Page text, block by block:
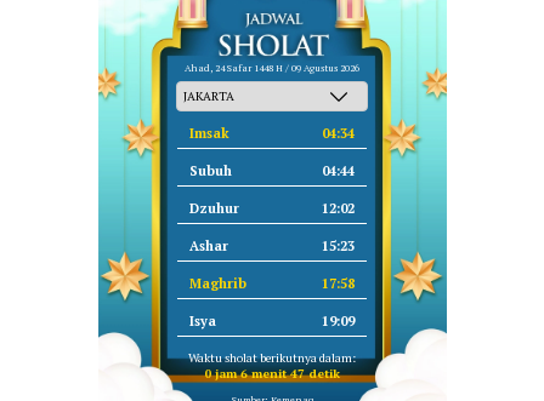
Ahad, 24 Safar 1448 H / 09 Agustus 2026
Imsak 04:34
Subuh 04:44
Dzuhur 12:02
Ashar 15:23
Maghrib 17:58
Isya 19:09
Waktu sholat berikutnya dalam:
0 jam 6 menit 47 detik